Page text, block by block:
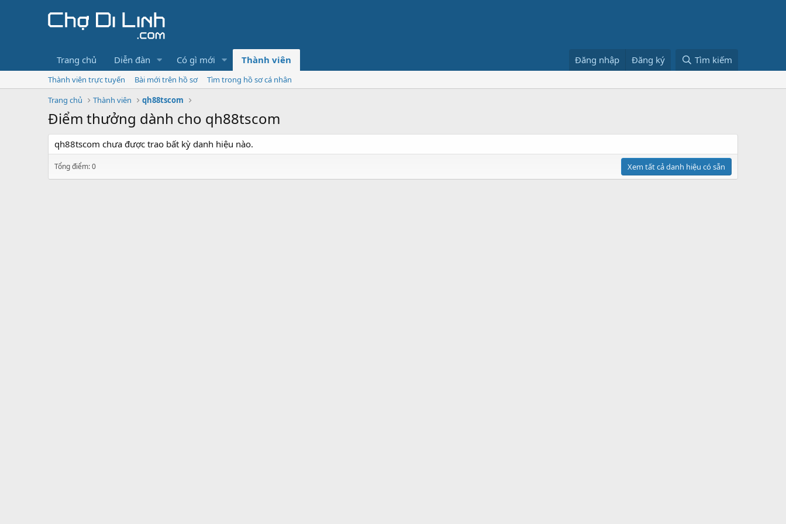
Trang chủ Diễn đàn Có gì mới Thành viên Đăng nhập Đăng ký Tìm kiếm
Thành viên trực tuyến Bài mới trên hồ sơ
Tìm trong hồ sơ cá nhân
Trang chủ
Thành viên qh88tscom
Điểm thưởng dành cho qh88tscom
qh88tscom chưa được trao bất kỳ danh hiệu nào.
Tổng điểm: 0 Xem tất cả danh hiệu có sẵn